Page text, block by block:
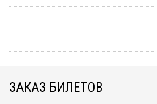
ЗАКАЗ БИЛЕТОВ